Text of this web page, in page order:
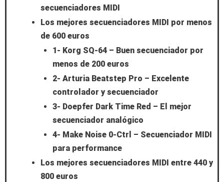
secuenciadores MIDI
Los mejores secuenciadores MIDI por menos
de 600 euros
1- Korg SQ-64 – Buen secuenciador por
menos de 200 euros
2- Arturia Beatstep Pro – Excelente
controlador y secuenciador
3- Doepfer Dark Time Red – El mejor
secuenciador analógico
4- Make Noise 0-Ctrl – Secuenciador MIDI
para performance
Los mejores secuenciadores MIDI entre 440 y
800 euros